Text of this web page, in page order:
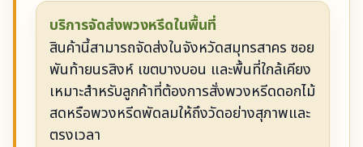
บริการจัดส่งพวงหรีดในพื้นที่
สินค้านี้สามารถจัดส่งในจังหวัดสมุทรสาคร ซอย
พันท้ายนรสิงห์ เขตบางบอน และพื้นที่ใกล้เคียง
เหมาะสำหรับลูกค้าที่ต้องการสั่งพวงหรีดดอกไม้
สดหรือพวงหรีดพัดลมให้ถึงวัดอย่างสุภาพและ
ตรงเวลา